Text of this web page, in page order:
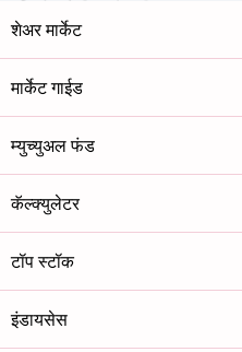
शेअर मार्केट
मार्केट गाईड
म्युच्युअल फंड
कॅल्क्युलेटर
टॉप स्टॉक
इंडायसेस